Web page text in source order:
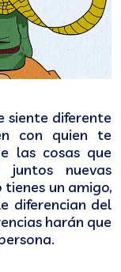
siente diferente
con quien te
las cosas que
juntos nuevas
un amigo,
diferencian del
harán que